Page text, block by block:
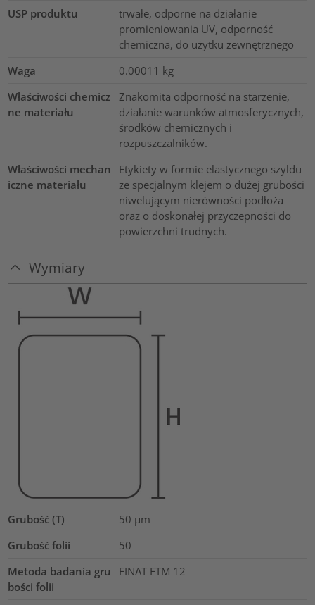
USP produktu
trwałe, odporne na działanie
promieniowania UV, odporność
chemiczna, do użytku zewnętrznego
Waga
0.00011 kg
Właściwości chemicz
ne materiału
Znakomita odporność na starzenie,
działanie warunków atmosferycznych,
środków chemicznych i
rozpuszczalników.
Właściwości mechan
iczne materiału
Etykiety w formie elastycznego szyldu
ze specjalnym klejem o dużej grubości
niwelującym nierówności podłoża
oraz o doskonałej przyczepności do
powierzchni trudnych.
Wymiary
Grubość (T) 50 µm
Grubość folii
50
Metoda badania gru
bości folii
FINAT FTM 12